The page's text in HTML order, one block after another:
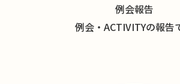
例会報告
例会・ACTIVITYの報告